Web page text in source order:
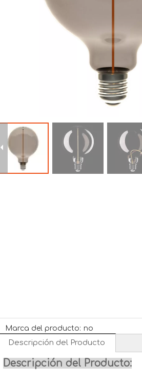
Marca del producto: no
Descripción del Producto
Descripción del Producto: